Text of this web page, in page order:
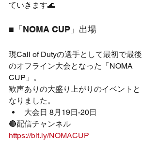
ていきます🌊
■「NOMA CUP」出場
現Call of Dutyの選手として最初で最後
のオフライン大会となった「NOMA
CUP」。
歓声ありの大盛り上がりのイベントと
なりました。
大会日 8月19日-20日
🔴配信チャンネル
https://bit.ly/NOMACUP